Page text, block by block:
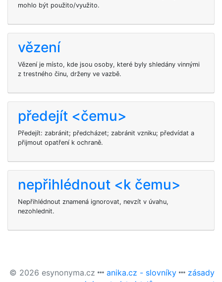
mohlo být použito/využito.
vězení
Vězení je místo, kde jsou osoby, které byly shledány vinnými
z trestného činu, drženy ve vazbě.
předejít <čemu>
Předejít: zabránit; předcházet; zabránit vzniku; předvídat a
přijmout opatření k ochraně.
nepřihlédnout <k čemu>
Nepřihlédnout znamená ignorovat, nevzít v úvahu,
nezohlednit.
© 2026 esynonyma.cz anika.cz - slovníky
zásady